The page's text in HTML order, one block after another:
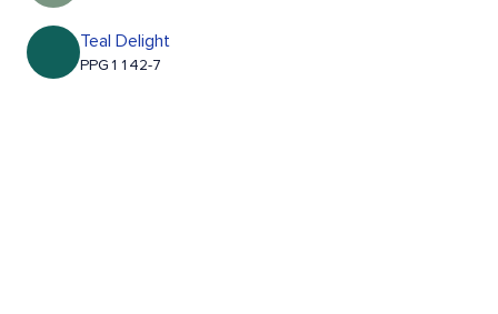
Teal Delight
PPG1142-7